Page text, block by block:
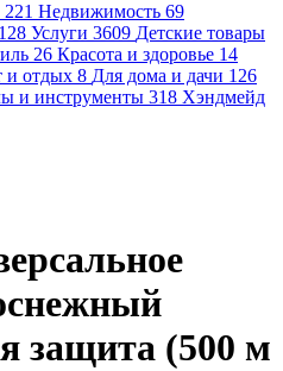
221 Недвижимость 69
128 Услуги 3609 Детские товары
26 Красота и здоровье 14
и отдых 8 Для дома и дачи 126
и инструменты 318 Хэндмейд
защита (500 м